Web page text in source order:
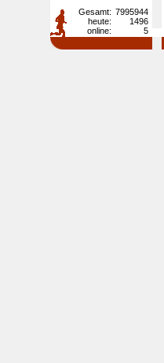
Gesamt: 7995944
heute:
1496
online:
5